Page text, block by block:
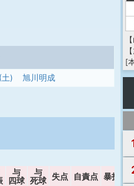
) 旭川明成
与
四球
与
死球
失点 自責点 暴投
[